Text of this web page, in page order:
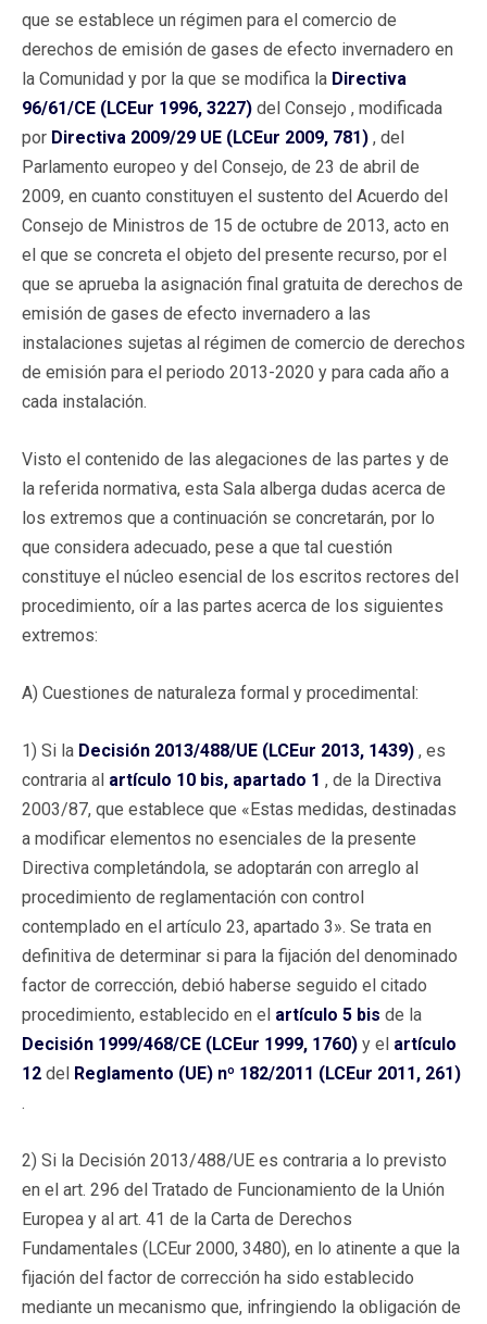
que se establece un régimen para el comercio de
derechos de emisión de gases de efecto invernadero en
la Comunidad y por la que se modifica la Directiva
96/61/CE (LCEur 1996, 3227) del Consejo , modificada
por Directiva 2009/29 UE (LCEur 2009, 781) , del
Parlamento europeo y del Consejo, de 23 de abril de
2009, en cuanto constituyen el sustento del Acuerdo del
Consejo de Ministros de 15 de octubre de 2013, acto en
el que se concreta el objeto del presente recurso, por el
que se aprueba la asignación final gratuita de derechos de
emisión de gases de efecto invernadero a las
instalaciones sujetas al régimen de comercio de derechos
de emisión para el periodo 2013-2020 y para cada año a
cada instalación.
Visto el contenido de las alegaciones de las partes y de
la referida normativa, esta Sala alberga dudas acerca de
los extremos que a continuación se concretarán, por lo
que considera adecuado, pese a que tal cuestión
constituye el núcleo esencial de los escritos rectores del
procedimiento, oír a las partes acerca de los siguientes
extremos:
A) Cuestiones de naturaleza formal y procedimental:
1) Si la Decisión 2013/488/UE (LCEur 2013, 1439) , es
contraria al artículo 10 bis, apartado 1 , de la Directiva
2003/87, que establece que «Estas medidas, destinadas
a modificar elementos no esenciales de la presente
Directiva completándola, se adoptarán con arreglo al
procedimiento de reglamentación con control
contemplado en el artículo 23, apartado 3». Se trata en
definitiva de determinar si para la fijación del denominado
factor de corrección, debió haberse seguido el citado
procedimiento, establecido en el artículo 5 bis de la
Decisión 1999/468/CE (LCEur 1999, 1760) y el artículo
12 del Reglamento (UE) nº 182/2011 (LCEur 2011, 261)
.
2) Si la Decisión 2013/488/UE es contraria a lo previsto
en el art. 296 del Tratado de Funcionamiento de la Unión
Europea y al art. 41 de la Carta de Derechos
Fundamentales (LCEur 2000, 3480), en lo atinente a que la
fijación del factor de corrección ha sido establecido
mediante un mecanismo que, infringiendo la obligación de